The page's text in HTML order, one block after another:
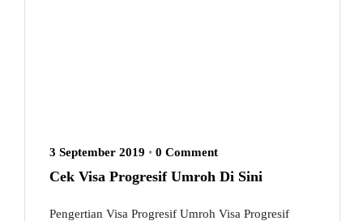
3 September 2019 • 0 Comment
Cek Visa Progresif Umroh Di Sini
Pengertian Visa Progresif Umroh Visa Progresif